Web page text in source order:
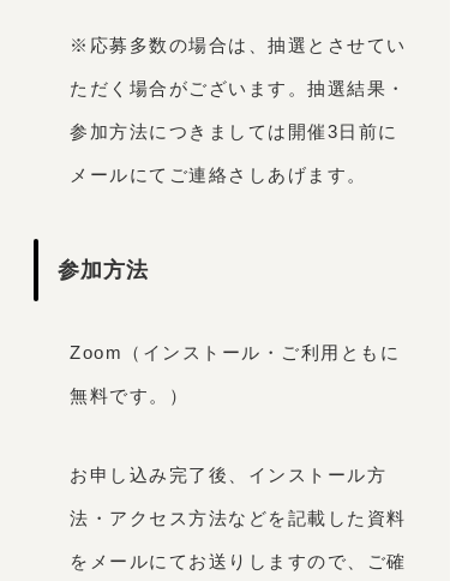
※応募多数の場合は、抽選とさせてい
ただく場合がございます。抽選結果・
参加方法につきましては開催3日前に
メールにてご連絡さしあげます。
参加方法
Zoom（インストール・ご利用ともに
無料です。）
お申し込み完了後、インストール方
法・アクセス方法などを記載した資料
をメールにてお送りしますので、ご確